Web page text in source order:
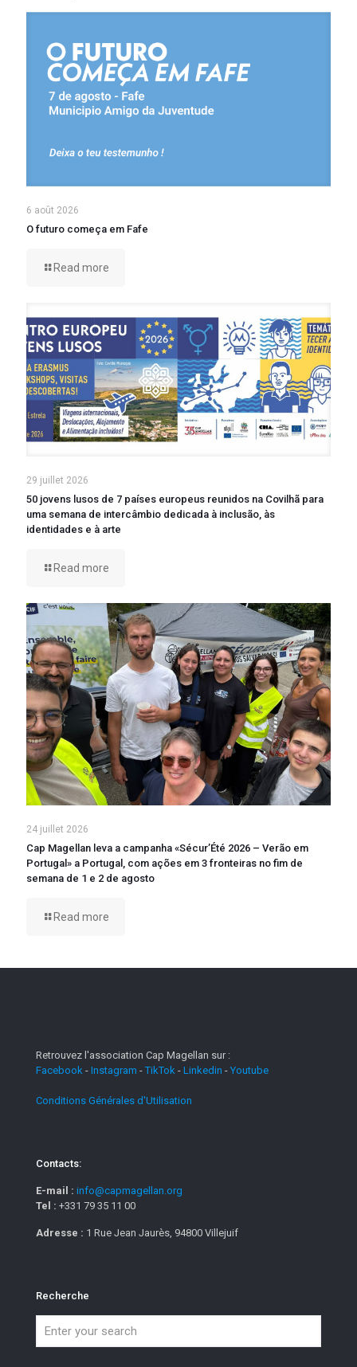
6 août 2026
O futuro começa em Fafe
Read more
29 juillet 2026
50 jovens lusos de 7 países europeus reunidos na Covilhã para
uma semana de intercâmbio dedicada à inclusão, às
identidades e à arte
Read more
24 juillet 2026
Cap Magellan leva a campanha «Sécur’Été 2026 – Verão em
Portugal» a Portugal, com ações em 3 fronteiras no fim de
semana de 1 e 2 de agosto
Read more
Retrouvez l'association Cap Magellan sur :
Facebook - Instagram -TikTok - Linkedin - Youtube
Conditions Générales d'Utilisation
Contacts:
E-mail : info@capmagellan.org
Tel : +331 79 35 11 00
Adresse : 1 Rue Jean Jaurès, 94800 Villejuif
Recherche